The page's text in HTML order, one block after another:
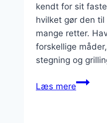
kendt for sit
hvilket gør den
mange retter.
forskellige
stegning og
Læs mere